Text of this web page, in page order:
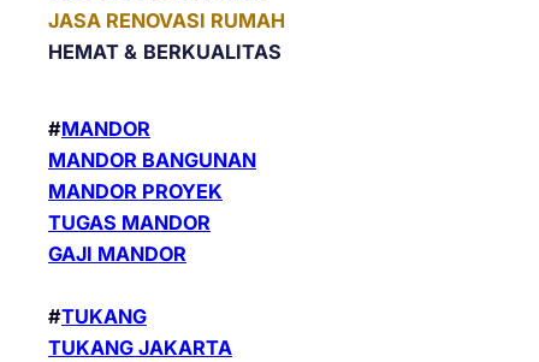
JASA RENOVASI RUMAH
HEMAT & BERKUALITAS
#MANDOR
MANDOR BANGUNAN
MANDOR PROYEK
TUGAS MANDOR
GAJI MANDOR
#TUKANG
TUKANG JAKARTA